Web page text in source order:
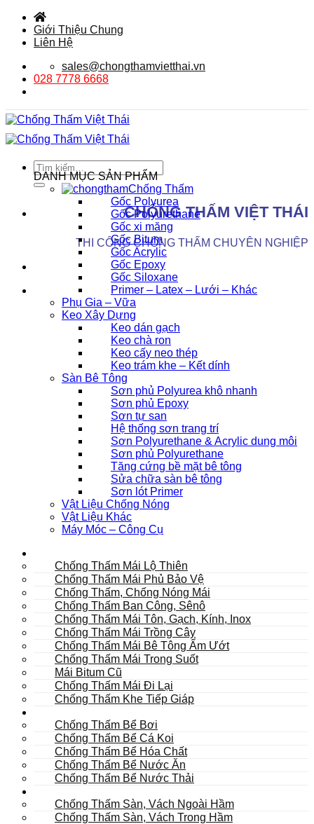
qua
Giới Thiệu Chung
Liên Hệ
sales@chongthamvietthai.vn
028 7778 6668
Tìm
kiếm:
CHỐNG THẤM VIỆT THÁI
THI CÔNG CHỐNG THẤM CHUYÊN NGHIỆP
DANH MỤC SẢN PHẨM
Chống Thấm
Gốc Polyurea
Gốc Polyurethane
Gốc xi măng
Gốc Bitum
Gốc Acrylic
Gốc Epoxy
Gốc Siloxane
Primer – Latex – Lưới – Khác
Phụ Gia – Vữa
Keo Xây Dựng
Keo dán gạch
Keo chà ron
Keo cấy neo thép
Keo trám khe – Kết dính
Sàn Bê Tông
Sơn phủ Polyurea khô nhanh
Sơn phủ Epoxy
Sơn tự san
Hệ thống sơn trang trí
Sơn Polyurethane & Acrylic dung môi
Sơn phủ Polyurethane
Tăng cứng bề mặt bê tông
Sửa chữa sàn bê tông
Sơn lót Primer
Vật Liệu Chống Nóng
Vật Liệu Khác
Máy Móc – Công Cụ
Chống Thấm Mái Lộ Thiên
Chống Thấm Mái Phủ Bảo Vệ
Chống Thấm, Chống Nóng Mái
Chống Thấm Ban Công, Sênô
Chống Thấm Mái Tôn, Gạch, Kính, Inox
Chống Thấm Mái Trồng Cây
Chống Thấm Mái Bê Tông Ẩm Ướt
Chống Thấm Mái Trong Suốt
Mái Bitum Cũ
Chống Thấm Mái Đi Lại
Chống Thấm Khe Tiếp Giáp
Chống Thấm Bể Bơi
Chống Thấm Bể Cá Koi
Chống Thấm Bể Hóa Chất
Chống Thấm Bể Nước Ăn
Chống Thấm Bể Nước Thải
Chống Thấm Sàn, Vách Ngoài Hầm
Chống Thấm Sàn, Vách Trong Hầm